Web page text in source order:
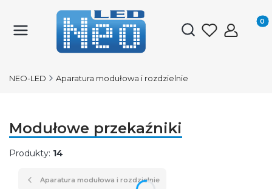
Otwórz
NEO-LED Aparatura modułowa i rozdzielnie
Modułowe przekaźniki
Produkty: 14
Aparatura modułowa i rozdzielnie